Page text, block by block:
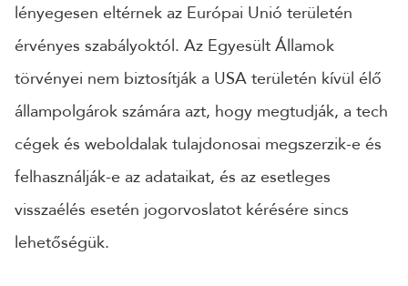
lényegesen eltérnek az Európai Unió területén
érvényes szabályoktól. Az Egyesült Államok
törvényei nem biztosítják a USA területén kívül élő
állampolgárok számára azt, hogy megtudják, a tech
cégek és weboldalak tulajdonosai megszerzik-e és
felhasználják-e az adataikat, és az esetleges
visszaélés esetén jogorvoslatot kérésére sincs
lehetőségük.